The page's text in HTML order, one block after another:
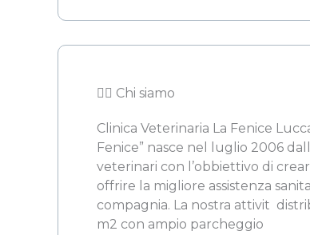
👨‍⚖️ Chi siamo
Clinica Veterinaria La Fenice
Fenice” nasce nel luglio 2006
veterinari con l’obbiettivo di
offrire la migliore assistenza
compagnia. La nostra attivit 
m2 con ampio parcheggio